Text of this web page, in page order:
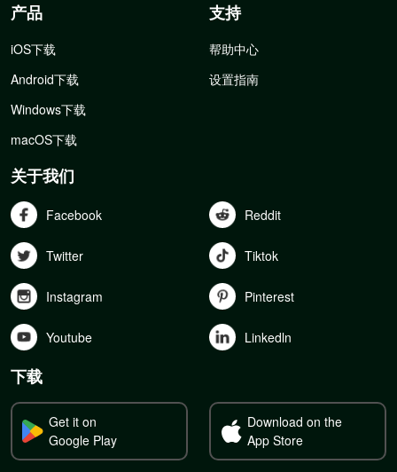
产品
iOS下载
Android下载
Windows下载
macOS下载
支持
帮助中心
设置指南
关于我们
Facebook Reddit
Twitter Tiktok
Instagram Pinterest
Youtube Linkedln
下载
Get it on
Google Play
Download on the
App Store